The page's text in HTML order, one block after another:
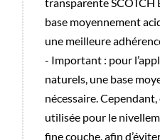
base moyennement
une meilleure
- Important : pour
naturels, une base
nécessaire.
utilisée pour le
fine couche, afin